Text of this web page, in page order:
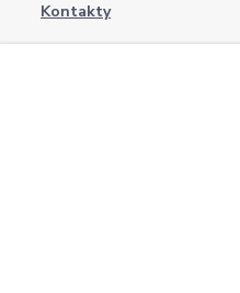
Kontakty